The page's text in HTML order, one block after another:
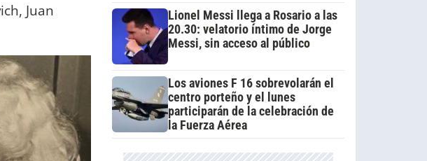
Juan
Lionel Messi llega a Rosario a las
20.30: velatorio íntimo de Jorge
Messi, sin acceso al público
Los aviones F 16 sobrevolarán el
centro porteño y el lunes
participarán de la celebración de
la Fuerza Aérea